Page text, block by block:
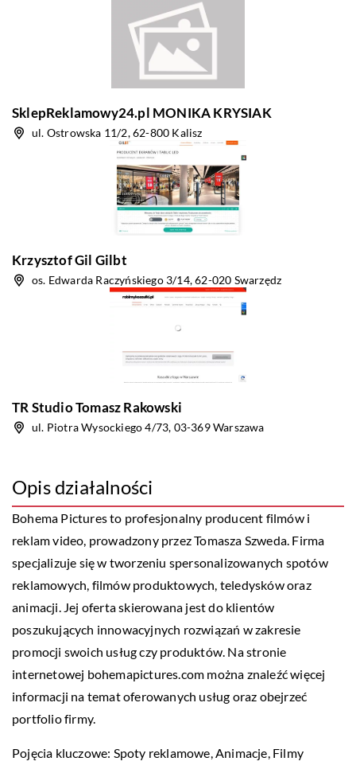
SklepReklamowy24.pl MONIKA KRYSIAK
ul. Ostrowska 11/2, 62-800 Kalisz
Krzysztof Gil Gilbt
os. Edwarda Raczyńskiego 3/14, 62-020 Swarzędz
TR Studio Tomasz Rakowski
ul. Piotra Wysockiego 4/73, 03-369 Warszawa
Opis działalności
Bohema Pictures to profesjonalny producent filmów i
reklam video, prowadzony przez Tomasza Szweda. Firma
specjalizuje się w tworzeniu spersonalizowanych spotów
reklamowych, filmów produktowych, teledysków oraz
animacji. Jej oferta skierowana jest do klientów
poszukujących innowacyjnych rozwiązań w zakresie
promocji swoich usług czy produktów. Na stronie
internetowej bohemapictures.com można znaleźć więcej
informacji na temat oferowanych usług oraz obejrzeć
portfolio firmy.
Pojęcia kluczowe: Spoty reklamowe, Animacje, Filmy